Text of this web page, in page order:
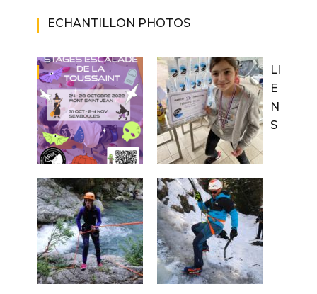
ECHANTILLON PHOTOS
LI
E
N
S